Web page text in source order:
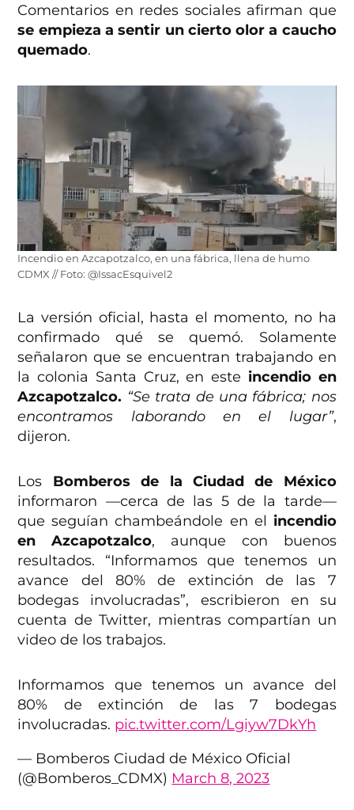
Comentarios en redes sociales afirman que
se empieza a sentir un cierto olor a caucho
quemado.
Incendio en Azcapotzalco, en una fábrica, llena de humo
CDMX // Foto: @IssacEsquivel2
La versión oficial, hasta el momento, no ha
confirmado qué se quemó. Solamente
señalaron que se encuentran trabajando en
la colonia Santa Cruz, en este incendio en
Azcapotzalco. “Se trata de una fábrica; nos
encontramos laborando en el lugar”,
dijeron.
Los Bomberos de la Ciudad de México
informaron —cerca de las 5 de la tarde—
que seguían chambeándole en el incendio
en Azcapotzalco, aunque con buenos
resultados. “Informamos que tenemos un
avance del 80% de extinción de las 7
bodegas involucradas”, escribieron en su
cuenta de Twitter, mientras compartían un
video de los trabajos.
Informamos que tenemos un avance del
80% de extinción de las 7 bodegas
involucradas. pic.twitter.com/Lgiyw7DkYh
— Bomberos Ciudad de México Oficial
(@Bomberos_CDMX) March 8, 2023